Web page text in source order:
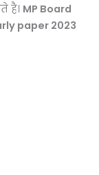
है। MP Board
paper 2023